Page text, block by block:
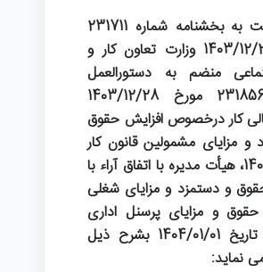
6-با عنایت به بخشنامه شماره 231711
مورخ 1403/12/28 وزارت تعاون کار و
منضم به دستورالعمل
شماره 231856 مورخ 1403/12/28
کار درخصوص افزایش حقوق
و مزایای مشمولین قانون کار
درسال 1404، هیأت مدیره با اتفاق آراء با
و دستمزد و مزایای شغلی
و مزایای پرسنل اداری
کانون از تاریخ 1404/01/01 بشرح ذیل
نماید: